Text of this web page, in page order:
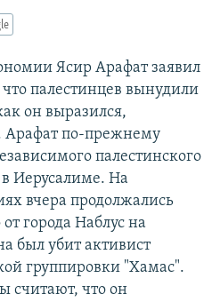
Ясир Арафат заявил
палестинцев вынудили
он выразился,
Арафат по-прежнему
палестинского
в Иерусалиме. На
вчера продолжались
города Наблус на
был убит активист
группировки "Хамас".
считают, что он